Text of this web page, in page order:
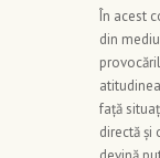
În acest
din
față
directă și